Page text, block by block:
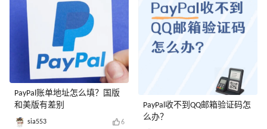
PayPal账单地址怎么填？国版
和美版有差别
sia553 6
PayPal收不到QQ邮箱验证码怎
么办？